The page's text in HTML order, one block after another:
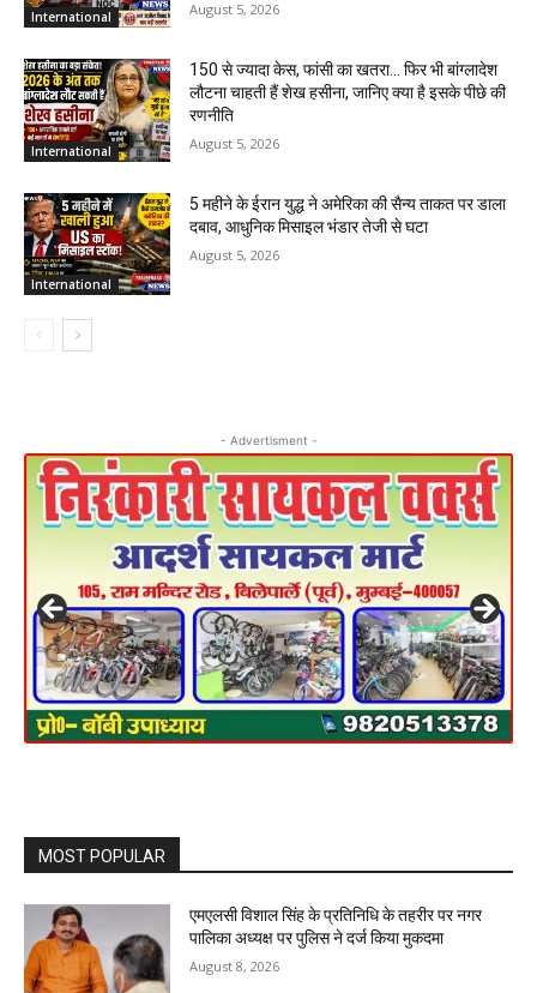
International August 5, 2026
International
150 से ज्यादा केस, फांसी का खतरा… फिर भी बांग्लादेश
लौटना चाहती हैं शेख हसीना, जानिए क्या है इसके पीछे की
रणनीति
August 5, 2026
International
5 महीने के ईरान युद्ध ने अमेरिका की सैन्य ताकत पर डाला
दबाव, आधुनिक मिसाइल भंडार तेजी से घटा
August 5, 2026
- Advertisment -
MOST POPULAR
एमएलसी विशाल सिंह के प्रतिनिधि के तहरीर पर नगर
पालिका अध्यक्ष पर पुलिस ने दर्ज किया मुकदमा
August 8, 2026